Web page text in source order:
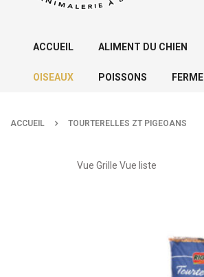
ACCUEIL ALIMENT DU CHIEN
OISEAUX POISSONS FERME
ACCUEIL TOURTERELLES ZT PIGEOANS
Vue Grille Vue liste